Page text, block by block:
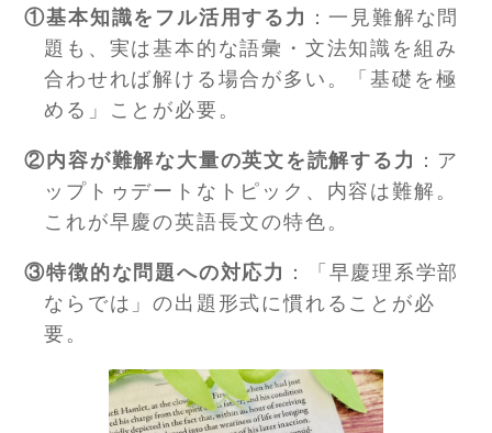
①基本知識をフル活用する力 ：一見難解な問
題も、実は基本的な語彙・文法知識を組み
合わせれば解ける場合が多い。「基礎を極
める」ことが必要。
②内容が難解な大量の英文を読解する力 ：ア
ップトゥデートなトピック、内容は難解。
これが早慶の英語長文の特色。
③特徴的な問題への対応力 ：「早慶理系学部
ならでは」の出題形式に慣れることが必
要。